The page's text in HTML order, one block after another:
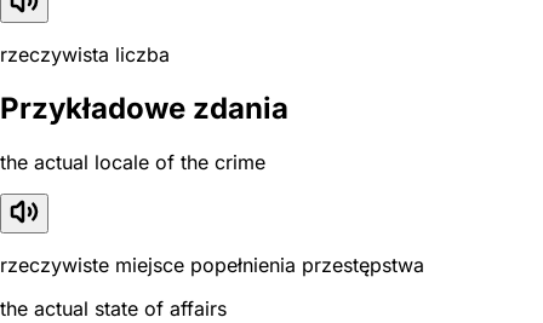
rzeczywista liczba
Przykładowe zdania
the actual locale of the crime
rzeczywiste miejsce popełnienia przestępstwa
the actual state of affairs